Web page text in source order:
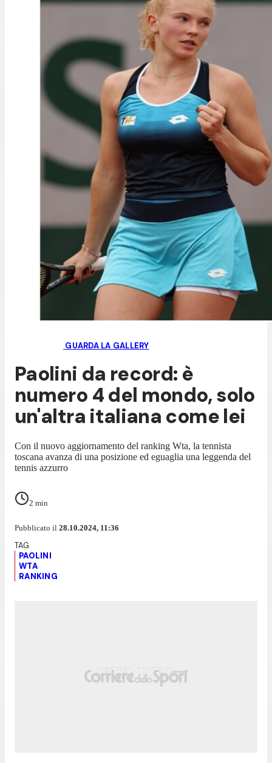
GUARDA LA GALLERY
Paolini da record: è
numero 4 del mondo, solo
un'altra italiana come lei
Con il nuovo aggiornamento del ranking Wta, la tennista
toscana avanza di una posizione ed eguaglia una leggenda del
tennis azzurro
2 min
Pubblicato il 28.10.2024, 11:36
PAOLINI
WTA
RANKING